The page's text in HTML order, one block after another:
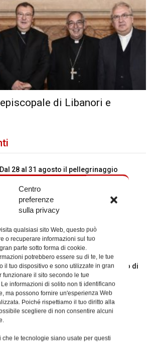
Centro
preferenze
sulla privacy
qualsiasi sito Web, questo può
o recuperare informazioni sul tuo
parte sotto forma di cookie.
potrebbero essere su di te, le tue
il tuo dispositivo e sono utilizzate in gran
funzionare il sito secondo le tue
informazioni di solito non ti identificano
ma possono fornire un'esperienza Web
Poiché rispettiamo il tuo diritto alla
scegliere di non consentire alcuni
che le tecnologie siano usate per questi
di Libanori e
Dal 28 al 31 agosto il pellegrinaggio
Chiusura estiva degli Uffici del Vicariato di
Roma
La Madonna della Neve a Santa Maria
Maggiore